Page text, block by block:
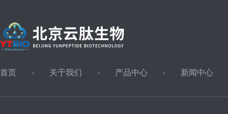
首页 关于我们 产品中心 新闻中心